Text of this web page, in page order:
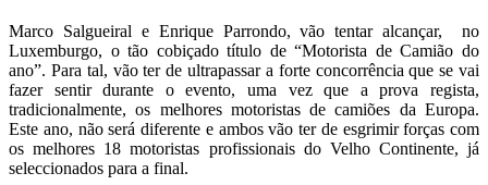
Marco Salgueiral e Enrique Parrondo, vão tentar alcançar, no
Luxemburgo, o tão cobiçado título de “Motorista de Camião do
ano”. Para tal, vão ter de ultrapassar a forte concorrência que se vai
fazer sentir durante o evento, uma vez que a prova regista,
tradicionalmente, os melhores motoristas de camiões da Europa.
Este ano, não será diferente e ambos vão ter de esgrimir forças com
os melhores 18 motoristas profissionais do Velho Continente, já
seleccionados para a final.